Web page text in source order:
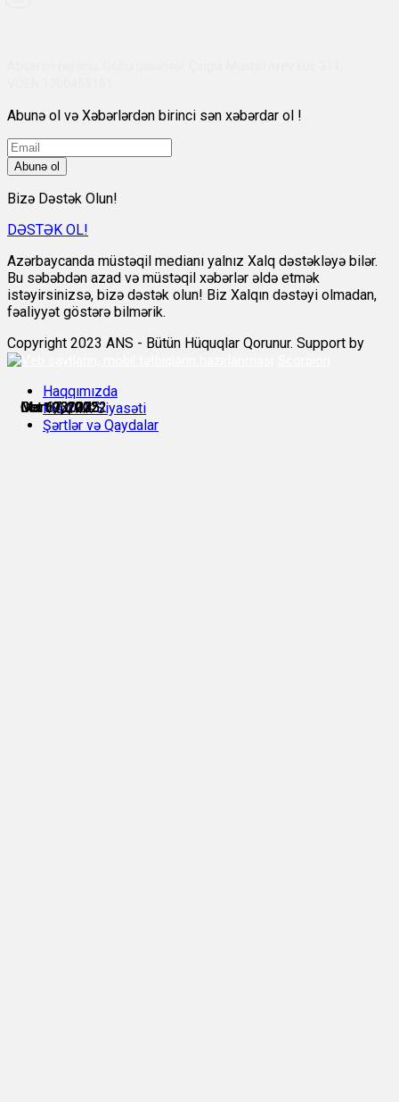
Mart 9, 2022
Mart 10, 2022
Mart 23, 2022
Jan 6, 2024
Oct 17, 2025
Oct 17, 2025
Abunə ol və Xəbərlərdən birinci sən xəbərdar ol !
Abunə ol
Bizə Dəstək Olun!
DƏSTƏK OL!
Azərbaycanda müstəqil medianı yalnız Xalq dəstəkləyə bilər.
Bu səbəbdən azad və müstəqil xəbərlər əldə etmək
istəyirsinizsə, bizə dəstək olun! Biz Xalqın dəstəyi olmadan,
fəaliyyət göstərə bilmərik.
Copyright 2023 ANS - Bütün Hüquqlar Qorunur. Support by
Haqqımızda
Məxfilik Siyasəti
Şərtlər və Qaydalar